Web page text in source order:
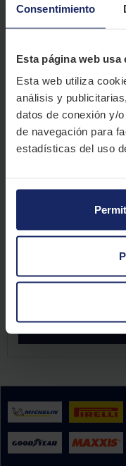
Consentimiento
Esta página web usa
Esta web utiliza
análisis y
datos de conexión y/
de navegación para
estadísticas del uso
Una vez hecha la compra,
30/09/2026 y sube la
¡Aprovecha la
la marca Metzeler al
de moto de la marca Metzeler de
Sportec 01, Sportec 01 RS o
11/10/2026. Limitada a 2